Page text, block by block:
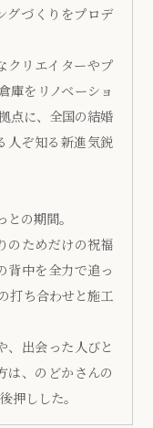
グづくりをプロデ
クリエイターやプ
庫をリノベーショ
点に、全国の結婚
人ぞ知る新進気鋭
の期間。
のためだけの祝福
背中を全力で追っ
打ち合わせと施工
、出会った人びと
は、のどかさんの
押しした。